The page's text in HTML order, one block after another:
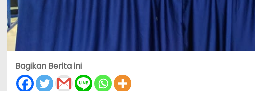
Bagikan Berita ini